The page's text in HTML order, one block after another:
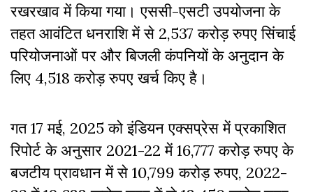
रखरखाव में किया गया। एससी-एसटी उपयोजना के
तहत आवंटित धनराशि में से 2,537 करोड़ रुपए सिंचाई
परियोजनाओं पर और बिजली कंपनियों के अनुदान के
लिए 4,518 करोड़ रुपए खर्च किए है।
गत 17 मई, 2025 को इंडियन एक्सप्रेस में प्रकाशित
रिपोर्ट के अनुसार 2021-22 में 16,777 करोड़ रुपए के
बजटीय प्रावधान में से 10,799 करोड़ रुपए, 2022-